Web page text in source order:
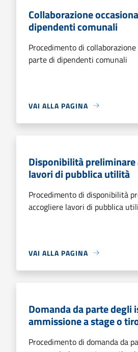
Collaborazione
dipendenti comunali
Procedimento di
parte di dipendenti comunali
VAI ALLA PAGINA
Disponibilità preliminare
lavori di pubblica utilità
Procedimento di disponibilità
accogliere lavori di pubblica
VAI ALLA PAGINA
Domanda da parte degli
ammissione a stage o
Procedimento di domanda da